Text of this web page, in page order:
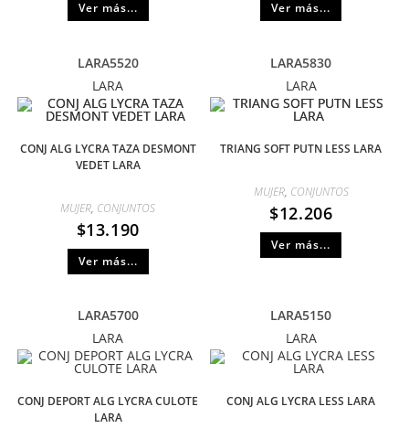
Ver más... Ver más...
LARA5520
LARA
CONJ ALG LYCRA TAZA DESMONT
VEDET LARA
MUJER, CONJUNTOS
$13.190
Ver más...
LARA5830
LARA
TRIANG SOFT PUTN LESS LARA
MUJER, CONJUNTOS
$12.206
Ver más...
LARA5700
LARA
CONJ DEPORT ALG LYCRA CULOTE
LARA
LARA5150
LARA
CONJ ALG LYCRA LESS LARA